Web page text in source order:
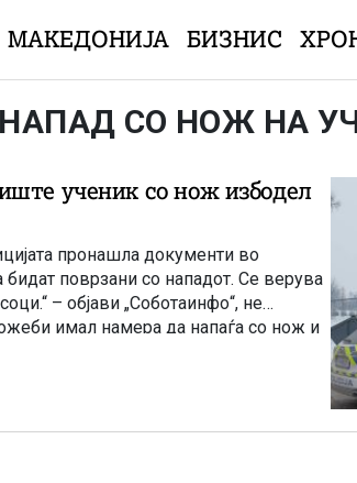
МАКЕДОНИЈА БИЗНИС
СО НОЖ НА
ученик со нож избодел
пронашла документи во
поврзани со нападот. Се верува
– објави „Соботаинфо“, не
имал намера да напаѓа со нож и